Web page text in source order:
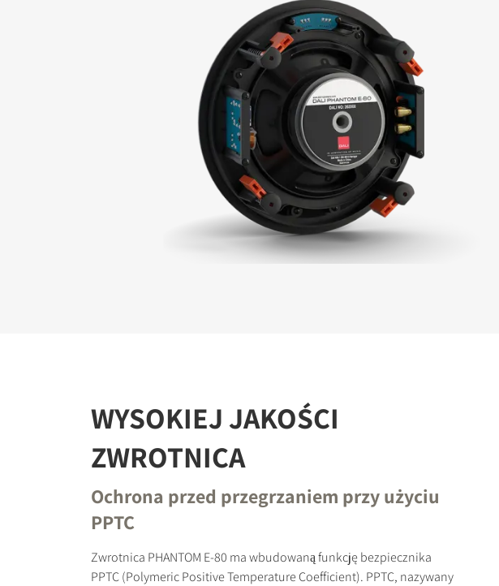
WYSOKIEJ JAKOŚCI
ZWROTNICA
Ochrona przed przegrzaniem przy użyciu
PPTC
Zwrotnica PHANTOM E-80 ma wbudowaną funkcję bezpiecznika
PPTC (Polymeric Positive Temperature Coefficient). PPTC, nazywany
ZAREJESTRUJ
Wypełnij formularz, aby uzyskać
plików do pobrania w witrynie.